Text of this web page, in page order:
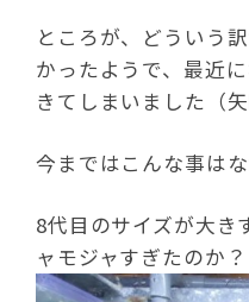
ところが、どういう
かったようで、最近
きてしまいました（矢
今まではこんな事は
8代目のサイズが大き
ャモジャすぎたのか？